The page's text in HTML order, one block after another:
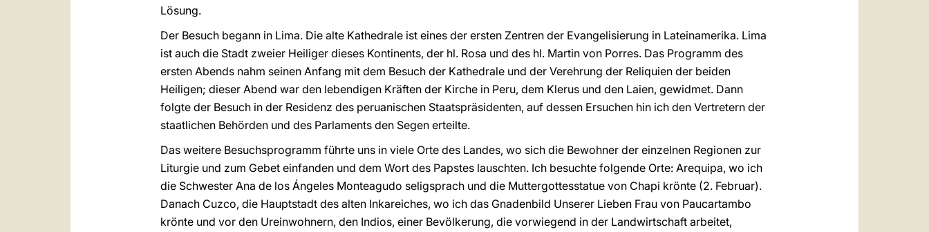
Lösung.
Der Besuch begann in Lima. Die alte Kathedrale ist eines der ersten Zentren der Evangelisierung in Lateinamerika. Lima
ist auch die Stadt zweier Heiliger dieses Kontinents, der hl. Rosa und des hl. Martin von Porres. Das Programm des
ersten Abends nahm seinen Anfang mit dem Besuch der Kathedrale und der Verehrung der Reliquien der beiden
Heiligen; dieser Abend war den lebendigen Kräften der Kirche in Peru, dem Klerus und den Laien, gewidmet. Dann
folgte der Besuch in der Residenz des peruanischen Staatspräsidenten, auf dessen Ersuchen hin ich den Vertretern der
staatlichen Behörden und des Parlaments den Segen erteilte.
Das weitere Besuchsprogramm führte uns in viele Orte des Landes, wo sich die Bewohner der einzelnen Regionen zur
Liturgie und zum Gebet einfanden und dem Wort des Papstes lauschten. Ich besuchte folgende Orte: Arequipa, wo ich
die Schwester Ana de los Ángeles Monteagudo seligsprach und die Muttergottesstatue von Chapi krönte (2. Februar).
Danach Cuzco, die Hauptstadt des alten Inkareiches, wo ich das Gnadenbild Unserer Lieben Frau von Paucartambo
krönte und vor den Ureinwohnern, den Indios, einer Bevölkerung, die vorwiegend in der Landwirtschaft arbeitet,